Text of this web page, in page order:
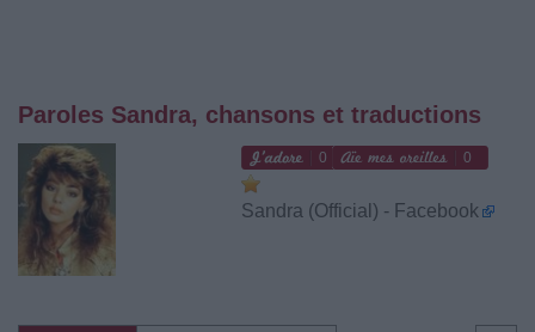
Paroles Sandra, chansons et traductions
0 0
Sandra (Official) - Facebook